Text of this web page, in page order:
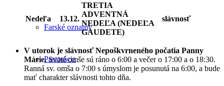
Farské oznamy
Pastorácia
Nedeľa 13.12.
TRETIA
ADVENTNÁ
NEDEĽA (NEDEĽA
GAUDETE)
slávnosť
V utorok je slávnosť Nepoškvrneného počatia Panny
Márie.Sväté omše sú ráno o 6:00 a večer o 17:00 a o 18:30.
Ranná sv. omša o 7:00 s úmyslom je posunutá na 6:00, a bude
mať charakter slávnosti tohto dňa.